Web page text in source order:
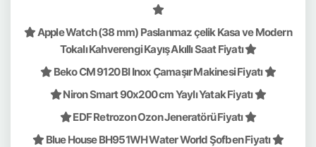
Apple Watch (38 mm) Paslanmaz çelik Kasa ve Modern
Tokalı Kahverengi Kayış Akıllı Saat Fiyatı
Beko CM 9120 BI Inox Çamaşır Makinesi Fiyatı
Niron Smart 90x200 cm Yaylı Yatak Fiyatı
EDF Retrozon Ozon Jeneratörü Fiyatı
Blue House BH951WH Water World Şofben Fiyatı